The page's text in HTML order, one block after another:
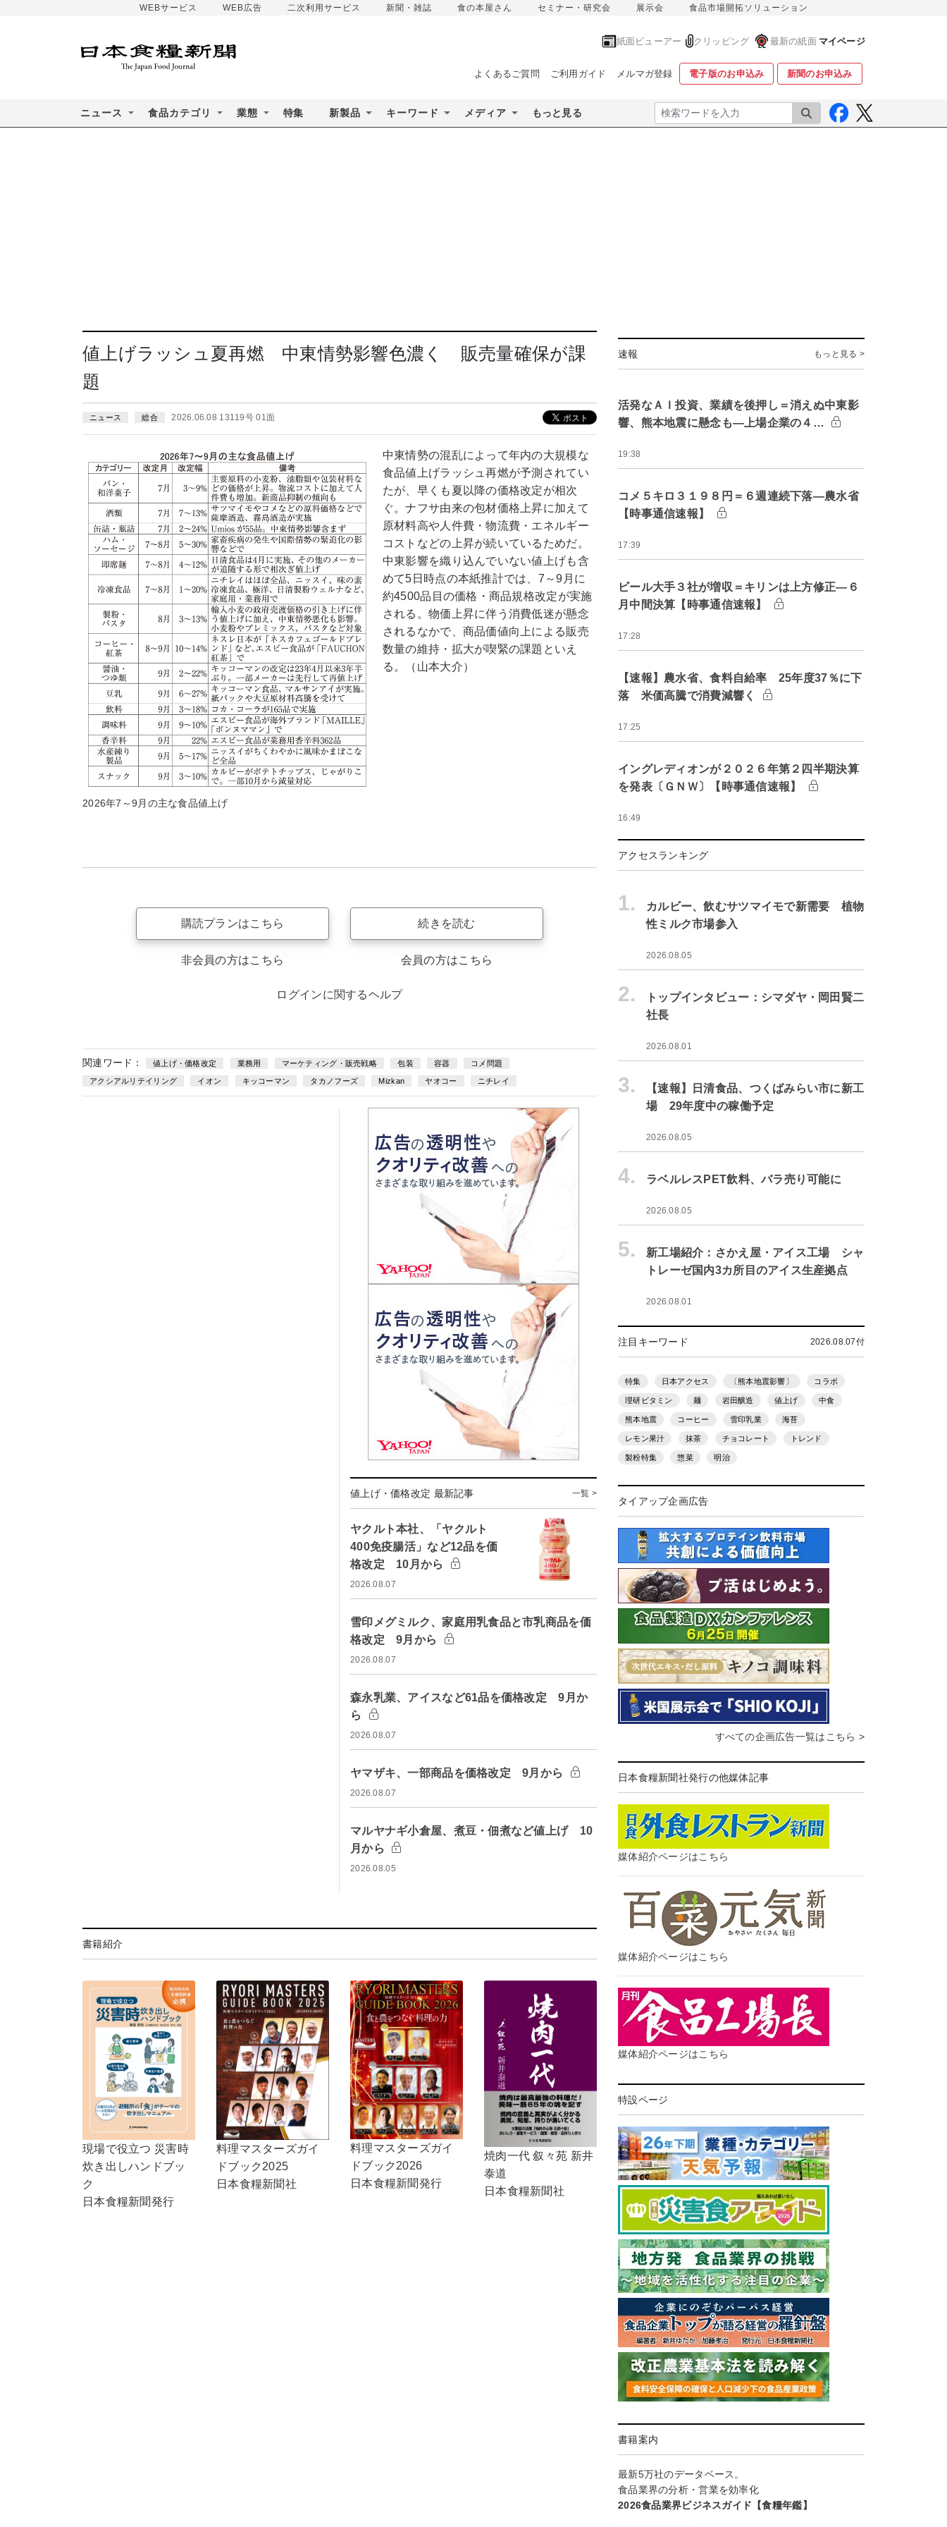
WEBサービス WEB広告 二次利用サービス 新聞・雑誌 食の本屋さん セミナー・研究会 展示会 食品市場開拓ソリューション
紙面ビューアー クリッピング 最新の紙面 マイページ
よくあるご質問 ご利用ガイド メルマガ登録 電子版のお申込み 新聞のお申込み
ニュース 食品カテゴリ 業態 特集 新製品 キーワード メディア もっと見る 検索
値上げラッシュ夏再燃 中東情勢影響色濃く 販売量確保が課
題
ニュース 総合 2026.06.08 13119号 01面
2026年7～9月の主な食品値上げ
中東情勢の混乱によって年内の大規模な
食品値上げラッシュ再燃が予測されてい
たが、早くも夏以降の価格改定が相次
ぐ。ナフサ由来の包材価格上昇に加えて
原材料高や人件費・物流費・エネルギー
コストなどの上昇が続いているためだ。
中東影響を織り込んでいない値上げも含
めて5日時点の本紙推計では、7～9月に
約4500品目の価格・商品規格改定が実施
される。物価上昇に伴う消費低迷が懸念
されるなかで、商品価値向上による販売
数量の維持・拡大が喫緊の課題といえ
る。（山本大介）
購読プランはこちら
非会員の方はこちら
続きを読む
会員の方はこちら
ログインに関するヘルプ
関連ワード： 値上げ・価格改定 業務用 マーケティング・販売戦略 包装 容器 コメ問題
アクシアルリテイリング イオン キッコーマン タカノフーズ Mizkan ヤオコー ニチレイ
値上げ・価格改定 最新記事 一覧 >
ヤクルト本社、「ヤクルト
400免疫腸活」など12品を価
格改定 10月から
2026.08.07
雪印メグミルク、家庭用乳食品と市乳商品を価
格改定 9月から
2026.08.07
森永乳業、アイスなど61品を価格改定 9月か
ら
2026.08.07
ヤマザキ、一部商品を価格改定 9月から
2026.08.07
マルヤナギ小倉屋、煮豆・佃煮など値上げ 10
月から
2026.08.05
書籍紹介
現場で役立つ 災害時
炊き出しハンドブッ
ク
日本食糧新聞発行
料理マスターズガイ
ドブック2025
日本食糧新聞社
料理マスターズガイ
ドブック2026
日本食糧新聞発行
焼肉一代 叙々苑 新井
泰道
日本食糧新聞社
速報 もっと見る >
活発なＡＩ投資、業績を後押し＝消えぬ中東影
響、熊本地震に懸念も―上場企業の４…
19:38
コメ５キロ３１９８円＝６週連続下落―農水省
【時事通信速報】
17:39
ビール大手３社が増収＝キリンは上方修正―６
月中間決算【時事通信速報】
17:28
【速報】農水省、食料自給率 25年度37％に下
落 米価高騰で消費減響く
17:25
イングレディオンが２０２６年第２四半期決算
を発表〔ＧＮＷ〕【時事通信速報】
16:49
アクセスランキング
1.
カルビー、飲むサツマイモで新需要 植物
性ミルク市場参入
2026.08.05
2.
トップインタビュー：シマダヤ・岡田賢二
社長
2026.08.01
3.
【速報】日清食品、つくばみらい市に新工
場 29年度中の稼働予定
2026.08.05
4. ラベルレスPET飲料、バラ売り可能に
2026.08.05
5.
新工場紹介：さかえ屋・アイス工場 シャ
トレーゼ国内3カ所目のアイス生産拠点
2026.08.01
注目キーワード 2026.08.07付
特集 日本アクセス 〔熊本地震影響〕 コラボ
理研ビタミン 麺 岩田醸造 値上げ 中食
熊本地震 コーヒー 雪印乳業 海苔
レモン果汁 抹茶 チョコレート トレンド
製粉特集 惣菜 明治
タイアップ企画広告
すべての企画広告一覧はこちら >
日本食糧新聞社発行の他媒体記事
媒体紹介ページはこちら
媒体紹介ページはこちら
媒体紹介ページはこちら
特設ページ
書籍案内
最新5万社のデータベース。
食品業界の分析・営業を効率化
2026食品業界ビジネスガイド【食糧年鑑】